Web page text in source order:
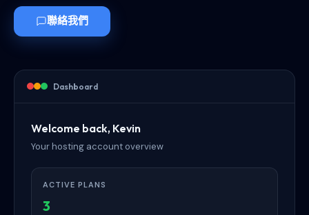
聯絡我們
Dashboard
Welcome back, Kevin
Your hosting account overview
ACTIVE PLANS
3